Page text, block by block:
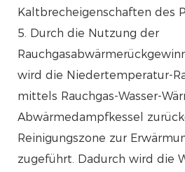
Kaltbrecheigenschaften des
5. Durch die Nutzung der
wird die Niedertemperatur-
mittels Rauchgas-Wasser-
Abwärmedampfkessel
Reinigungszone zur
zugeführt. Dadurch wird die